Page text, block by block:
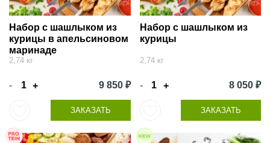
Набор с шашлыком из
курицы в апельсиновом
маринаде
2,74 кг
- + 9 850 ₽
ЗАКАЗАТЬ
Набор с шашлыком из
курицы
2,74 кг
- + 8 050 ₽
ЗАКАЗАТЬ